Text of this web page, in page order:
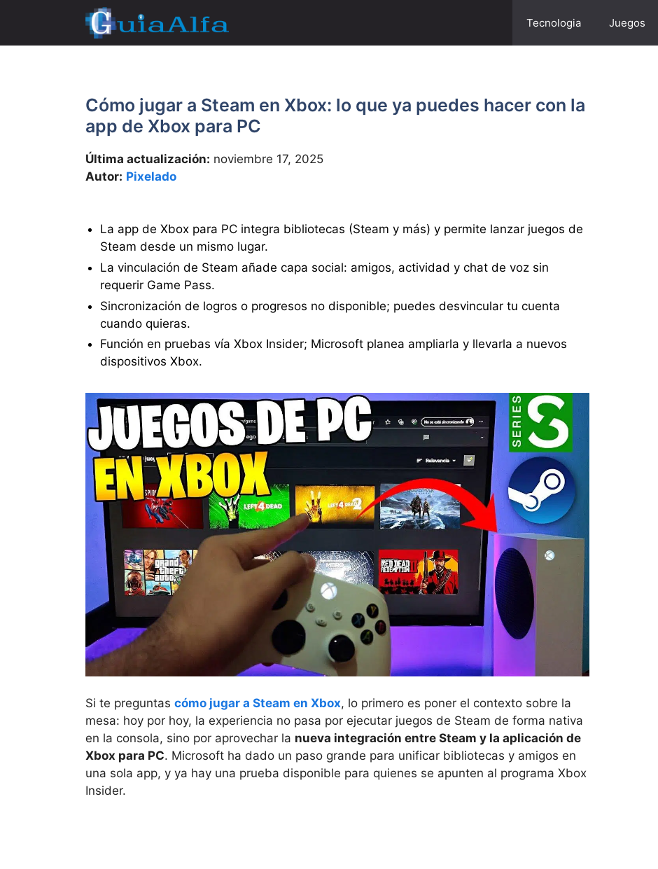
contenido
Tecnologia Juegos
Cómo jugar a Steam en Xbox: lo que ya puedes hacer con la
app de Xbox para PC
Última actualización: noviembre 17, 2025
Autor: Pixelado
La app de Xbox para PC integra bibliotecas (Steam y más) y permite lanzar juegos de
Steam desde un mismo lugar.
La vinculación de Steam añade capa social: amigos, actividad y chat de voz sin
requerir Game Pass.
Sincronización de logros o progresos no disponible; puedes desvincular tu cuenta
cuando quieras.
Función en pruebas vía Xbox Insider; Microsoft planea ampliarla y llevarla a nuevos
dispositivos Xbox.
Si te preguntas cómo jugar a Steam en Xbox, lo primero es poner el contexto sobre la
mesa: hoy por hoy, la experiencia no pasa por ejecutar juegos de Steam de forma nativa
en la consola, sino por aprovechar la nueva integración entre Steam y la aplicación de
Xbox para PC. Microsoft ha dado un paso grande para unificar bibliotecas y amigos en
una sola app, y ya hay una prueba disponible para quienes se apunten al programa Xbox
Insider.